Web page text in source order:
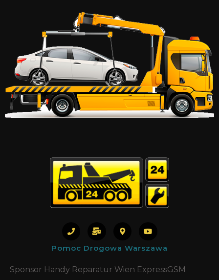
Pomoc Drogowa Warszawa
Sponsor Handy Reparatur Wien ExpressGSM